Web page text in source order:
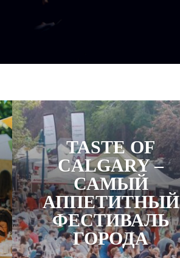
TASTE OF
CALGARY –
САМЫЙ
АППЕТИТНЫЙ
ФЕСТИВАЛЬ
ГОРОДА